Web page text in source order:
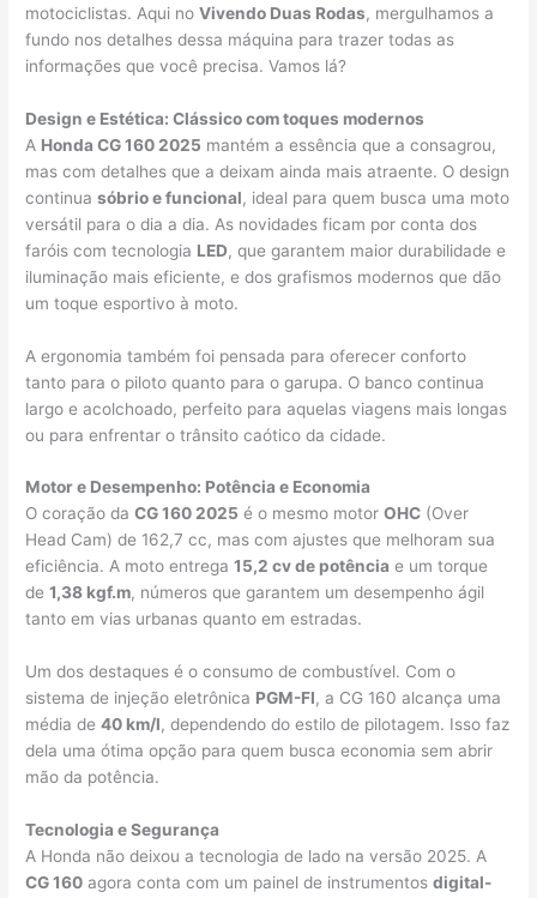
motociclistas. Aqui noVivendo Duas Rodas, mergulhamos a
fundo nos detalhes dessa máquina para trazer todas as
informações que você precisa. Vamos lá?
Design e Estética: Clássico com toques modernos
A Honda CG 160 2025 mantém a essência que a consagrou,
mas com detalhes que a deixam ainda mais atraente. O design
continuasóbrio e funcional, ideal para quem busca uma moto
versátil para o dia a dia. As novidades ficam por conta dos
faróis com tecnologia LED, que garantem maior durabilidade e
iluminação mais eficiente, e dos grafismos modernos que dão
um toque esportivo à moto.
A ergonomia também foi pensada para oferecer conforto
tanto para o piloto quanto para o garupa. O banco continua
largo e acolchoado, perfeito para aquelas viagens mais longas
ou para enfrentar o trânsito caótico da cidade.
Motor e Desempenho: Potência e Economia
O coração daCG 160 2025 é o mesmo motorOHC (Over
Head Cam) de 162,7 cc, mas com ajustes que melhoram sua
eficiência. A moto entrega15,2 cv de potência e um torque
de1,38 kgf.m, números que garantem um desempenho ágil
tanto em vias urbanas quanto em estradas.
Um dos destaques é o consumo de combustível. Com o
sistema de injeção eletrônica PGM-FI, a CG 160 alcança uma
média de40 km/l, dependendo do estilo de pilotagem. Isso faz
dela uma ótima opção para quem busca economia sem abrir
mão da potência.
Tecnologia e Segurança
A Honda não deixou a tecnologia de lado na versão 2025. A
CG 160 agora conta com um painel de instrumentosdigital-